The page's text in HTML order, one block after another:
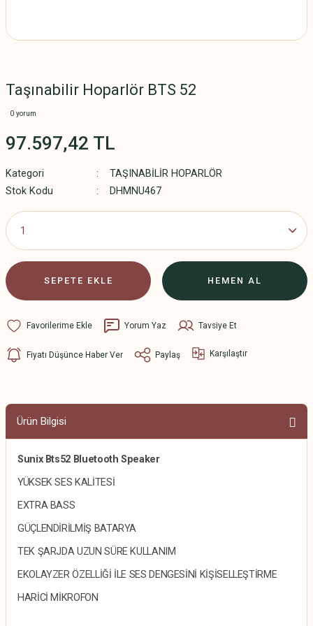
Taşınabilir Hoparlör BTS 52
0 yorum
97.597,42 TL
Kategori
TAŞINABİLİR HOPARLÖR
Stok Kodu
DHMNU467
SEPETE EKLE HEMEN AL
Yorum Yaz Tavsiye Et
Fiyatı Düşünce Haber Ver Paylaş Karşılaştır
Ürün Bilgisi
Sunix Bts52 Bluetooth Speaker
YÜKSEK SES KALİTESİ
EXTRA BASS
GÜÇLENDİRİLMİŞ BATARYA
TEK ŞARJDA UZUN SÜRE KULLANIM
EKOLAYZER ÖZELLİĞİ İLE SES DENGESİNİ KİŞİSELLEŞTİRME
HARİCİ MİKROFON